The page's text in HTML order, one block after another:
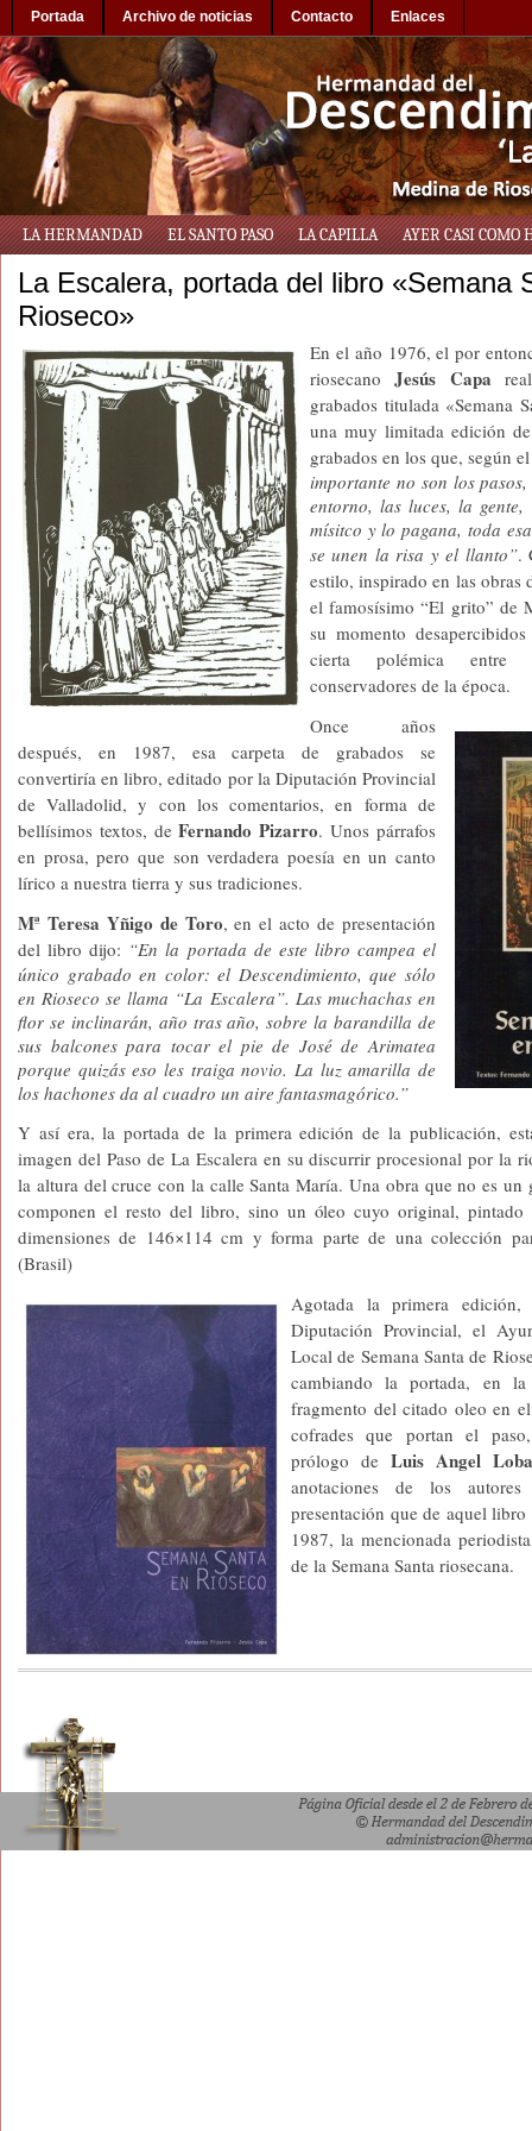
Portada Archivo de noticias Contacto Enlaces
LA HERMANDAD EL SANTO PASO LA CAPILLA AYER CASI COMO
La Escalera, portada del libro «Semana
Rioseco»
En el año 1976, el por
riosecanoJesús Capa
grabados titulada «Semana
una muy limitada edición
grabados en los que, según
importante no son los
entorno, las luces, la
mísitco y lo pagana, toda
se unen la risa y el llanto”.
estilo, inspirado en las obras
el famosísimo “El grito” de
su momento
cierta polémica entre
conservadores de la época.
Once años
después, en 1987, esa carpeta de grabados se
convertiría en libro, editado por la Diputación Provincial
de Valladolid, y con los comentarios, en forma de
bellísimos textos, deFernando Pizarro. Unos párrafos
en prosa, pero que son verdadera poesía en un canto
lírico a nuestra tierra y sus tradiciones.
Mª Teresa Yñigo de Toro, en el acto de presentación
del libro dijo: “En la portada de este libro campea el
único grabado en color: el Descendimiento, que sólo
en Rioseco se llama “La Escalera”. Las muchachas en
flor se inclinarán, año tras año, sobre la barandilla de
sus balcones para tocar el pie de José de Arimatea
porque quizás eso les traiga novio. La luz amarilla de
los hachones da al cuadro un aire fantasmagórico.”
Y así era, la portada de la primera edición de la publicación,
imagen del Paso de La Escalera en su discurrir procesional por la
la altura del cruce con la calle Santa María. Una obra que no es un
componen el resto del libro, sino un óleo cuyo original, pintado
dimensiones de 146×114 cm y forma parte de una colección
(Brasil)
Agotada la primera
Diputación Provincial, el
Local de Semana Santa de
cambiando la portada, en
fragmento del citado oleo en
cofrades que portan el
prólogo de Luis Angel
anotaciones de los
presentación que de aquel
1987, la mencionada
de la Semana Santa riosecana.